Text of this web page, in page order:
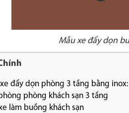
Mẫu xe đẩy dọn
đẩy dọn phòng 3 tầng bằng inox:
phòng khách sạn 3 tầng
làm buồng khách sạn